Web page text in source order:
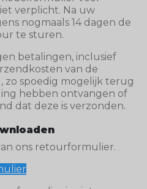
verplicht. Na uw
nogmaals 14 dagen de
te sturen.
betalingen, inclusief
van de
zo spoedig mogelijk terug
hebben ontvangen of
dat deze is verzonden.
ons retourformulier.